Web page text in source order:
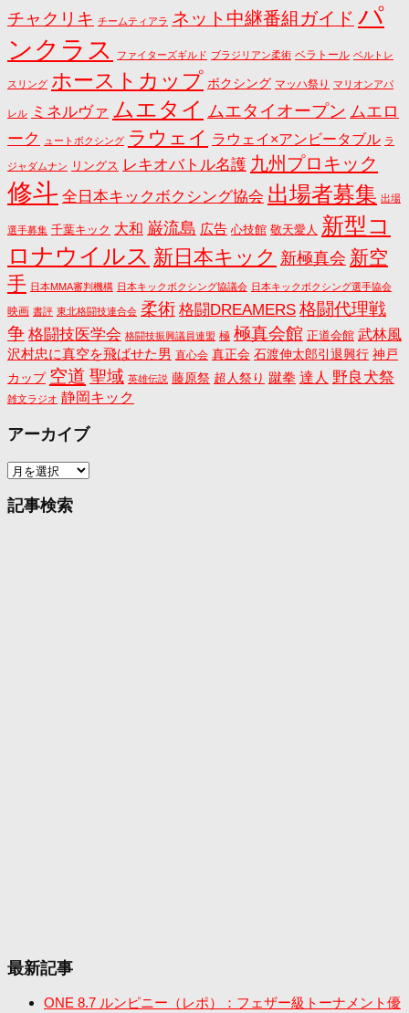
チャクリキ チームティアラ ネット中継番組ガイド パ
ンクラス
ファイターズギルド ブラジリアン柔術 ベラトール ベルトレ
スリング ホーストカップ ボクシング マッハ祭り マリオンアパ
レル ミネルヴァ ムエタイ ムエタイオープン ムエロ
ーク
ュートボクシング ラウェイ ラウェイ×アンビータブル ラ
ジャダムナン リングス レキオバトル名護 九州プロキック
修斗 全日本キックボクシング協会 出場者募集 出場
選手募集 千葉キック 大和 巌流島 広告 心技館 敬天愛人 新型コ
ロナウイルス 新日本キック 新極真会 新空
手 日本MMA審判機構 日本キックボクシング協議会 日本キックボクシング選手協会
映画 書評 東北格闘技連合会 柔術 格闘DREAMERS 格闘代理戦
争 格闘技医学会 格闘技振興議員連盟 極 極真会館 正道会館 武林風
沢村忠に真空を飛ばせた男 直心会 真正会 石渡伸太郎引退興行 神戸
カップ 空道 聖域 英雄伝説 藤原祭 超人祭り 蹴拳 達人 野良犬祭
雑文ラジオ 静岡キック
アーカイブ
ア
カ
記事検索
最新記事
ONE 8.7 ルンピニー（レポ）：フェザー級トーナメント優